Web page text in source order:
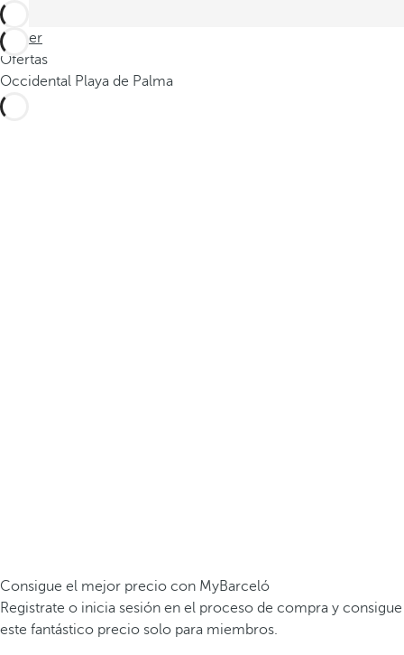
Volver
Ofertas
Occidental Playa de Palma
Consigue el mejor precio con MyBarceló
Registrate o inicia sesión en el proceso de compra y consigue
este fantástico precio solo para miembros.